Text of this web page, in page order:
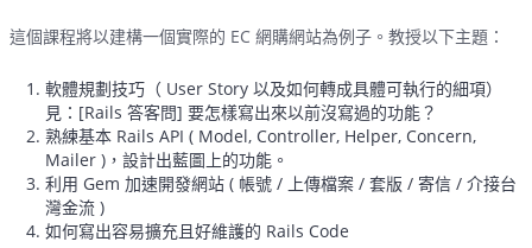
這個課程將以建構一個實際的 EC 網購網站為例子。教授以下主題：
軟體規劃技巧（ User Story 以及如何轉成具體可執行的細項）
見：[Rails 答客問] 要怎樣寫出來以前沒寫過的功能？
熟練基本 Rails API ( Model, Controller, Helper, Concern,
Mailer )，設計出藍圖上的功能。
利用 Gem 加速開發網站 ( 帳號 / 上傳檔案 / 套版 / 寄信 / 介接台
灣金流 )
如何寫出容易擴充且好維護的 Rails Code